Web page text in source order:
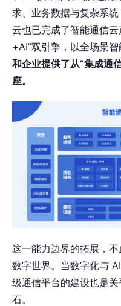
求、业务数据与复杂系统
云也已完成了智能通信
+AI”双引擎，以全场景智
和企业提供了从“集成通
座。
这一能力边界的拓展，
数字世界。当数字化与
级通信平台的建设也是
石。